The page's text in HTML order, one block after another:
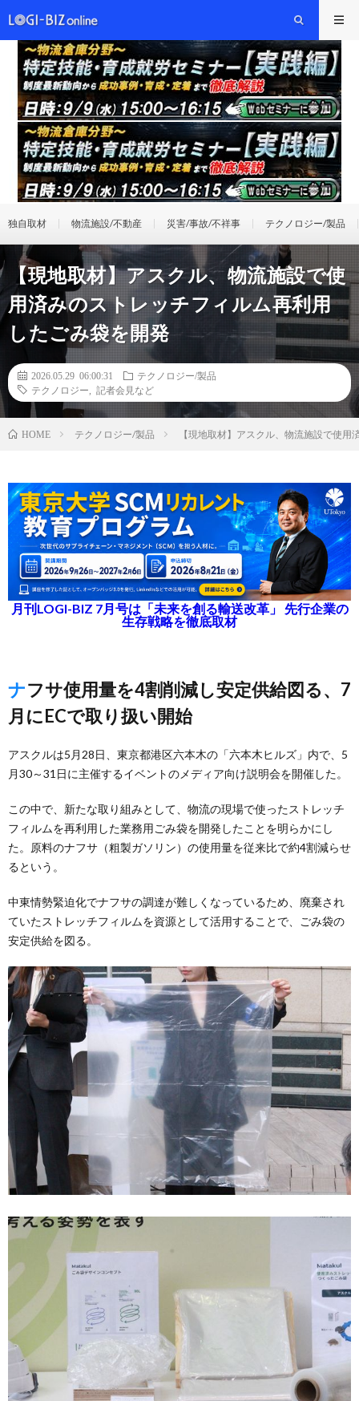
独自取材 物流施設/不動産 災害/事故/不祥事 テクノロジー/製品
【現地取材】アスクル、物流施設で使
用済みのストレッチフィルム再利用
したごみ袋を開発
2026.05.29 06:00:31
テクノロジー/製品
テクノロジー
記者会見など
HOME テクノロジー/製品 【現地取材】アスクル、物流施設で使
月刊LOGI-BIZ 7月号は「未来を創る輸送改革」 先行企業の
生存戦略を徹底取材
ナフサ使用量を4割削減し安定供給図る、7
月にECで取り扱い開始
アスクルは5月28日、東京都港区六本木の「六本木ヒルズ」内で、5
月30～31日に主催するイベントのメディア向け説明会を開催した。
この中で、新たな取り組みとして、物流の現場で使ったストレッチ
フィルムを再利用した業務用ごみ袋を開発したことを明らかにし
た。原料のナフサ（粗製ガソリン）の使用量を従来比で約4割減らせ
るという。
中東情勢緊迫化でナフサの調達が難しくなっているため、廃棄され
ていたストレッチフィルムを資源として活用することで、ごみ袋の
安定供給を図る。